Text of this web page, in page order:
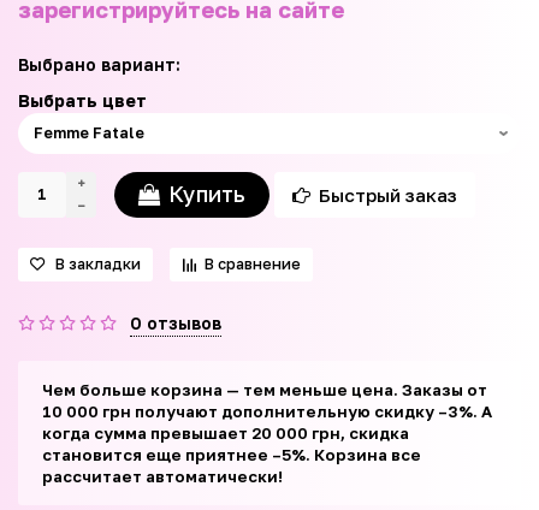
зарегистрируйтесь на сайте
Выбрано вариант:
Выбрать цвет
Купить Быстрый заказ
В закладки В сравнение
0 отзывов
Чем больше корзина — тем меньше цена. Заказы от
10 000 грн получают дополнительную скидку –3%. А
когда сумма превышает 20 000 грн, скидка
становится еще приятнее –5%. Корзина все
рассчитает автоматически!